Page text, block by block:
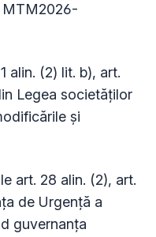
MTM2026-
alin. (2) lit. b), art.
Legea societăților
și
art. 28 alin. (2), art.
de Urgență a
guvernanța